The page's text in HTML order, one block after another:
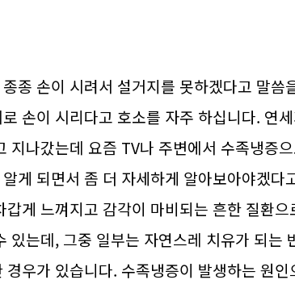
종 손이 시려서 설거지를 못하겠다고 말씀
손이 시리다고 호소를 자주 하십니다. 연
지나갔는데 요즘 TV나 주변에서 수족냉증
게 되면서 좀 더 자세하게 알아보아야겠다
게 느껴지고 감각이 마비되는 흔한 질환
있는데, 그중 일부는 자연스레 치유가 되는
우가 있습니다. 수족냉증이 발생하는 원